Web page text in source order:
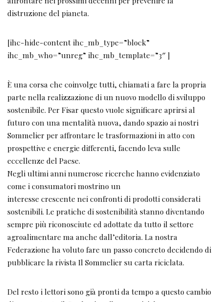
distruzione del pianeta.
[ihc-hide-content ihc_mb_type=”block”
ihc_mb_who=”unreg” ihc_mb_template=”3″ ]
È una corsa che coinvolge tutti, chiamati a fare la propria
parte nella realizzazione di un nuovo modello di sviluppo
sostenibile. Per Fisar questo vuole significare aprirsi al
futuro con una mentalità nuova, dando spazio ai nostri
Sommelier per affrontare le trasformazioni in atto con
prospettive e energie differenti, facendo leva sulle
eccellenze del Paese.
Negli ultimi anni numerose ricerche hanno evidenziato
come i consumatori mostrino un
interesse crescente nei confronti di prodotti considerati
sostenibili. Le pratiche di sostenibilità stanno diventando
sempre più riconosciute ed adottate da tutto il settore
agroalimentare ma anche dall’editoria. La nostra
Federazione ha voluto fare un passo concreto decidendo di
pubblicare la rivista Il Sommelier su carta riciclata.
Del resto i lettori sono già pronti da tempo a questo cambio